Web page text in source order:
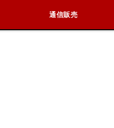
通信販売